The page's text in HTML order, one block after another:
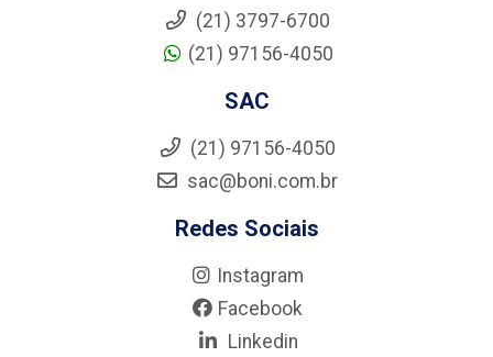
(21) 3797-6700
(21) 97156-4050
SAC
(21) 97156-4050
sac@boni.com.br
Redes Sociais
Instagram
Facebook
Linkedin